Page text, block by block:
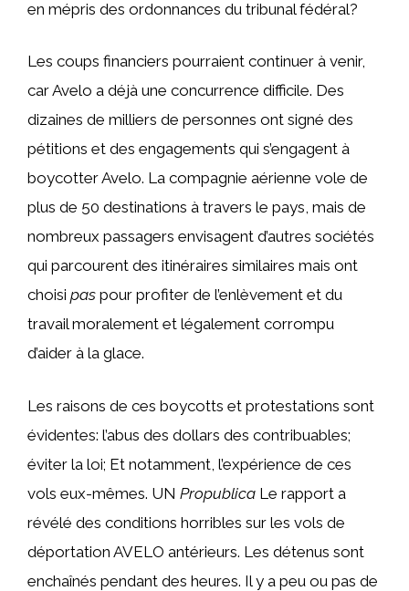
en mépris des ordonnances du tribunal fédéral?
Les coups financiers pourraient continuer à venir,
car Avelo a déjà une concurrence difficile. Des
dizaines de milliers de personnes ont signé des
pétitions et des engagements qui s’engagent à
boycotter Avelo. La compagnie aérienne vole de
plus de 50 destinations à travers le pays, mais de
nombreux passagers envisagent d’autres sociétés
qui parcourent des itinéraires similaires mais ont
choisi pas pour profiter de l’enlèvement et du
travail moralement et légalement corrompu
d’aider à la glace.
Les raisons de ces boycotts et protestations sont
évidentes: l’abus des dollars des contribuables;
éviter la loi; Et notamment, l’expérience de ces
vols eux-mêmes. UN Propublica Le rapport a
révélé des conditions horribles sur les vols de
déportation AVELO antérieurs. Les détenus sont
enchaînés pendant des heures. Il y a peu ou pas de